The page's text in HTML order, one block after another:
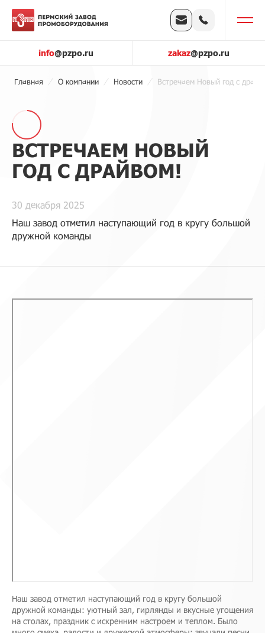
info@pzpo.ru zakaz@pzpo.ru
Главная О компании Новости Встречаем Новый год с
ВСТРЕЧАЕМ НОВЫЙ
ГОД С ДРАЙВОМ!
30 декабря 2025
Наш завод отметил наступающий год в кругу большой
дружной команды
Наш завод отметил наступающий год в кругу большой
дружной команды: уютный зал, гирлянды и вкусные угощения
на столах, праздник с искренним настроем и теплом. Было